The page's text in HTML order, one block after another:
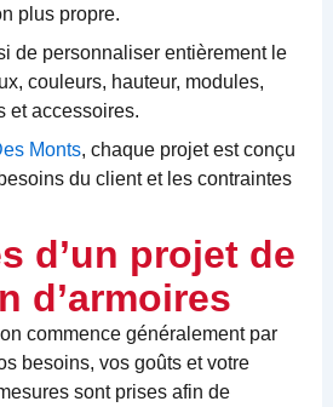
plus propre.
de personnaliser entièrement le
couleurs, hauteur, modules,
et accessoires.
Monts, chaque projet est conçu
du client et les contraintes
d’un projet de
d’armoires
commence généralement par
besoins, vos goûts et votre
sont prises afin de